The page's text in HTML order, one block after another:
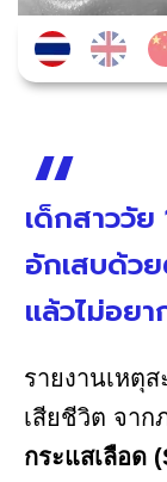
เด็กสาววั
อักเสบด้ว
แล้วไม่อยา
รายงานเหตุ
เสียชีวิต จาก
กระแสเลือด